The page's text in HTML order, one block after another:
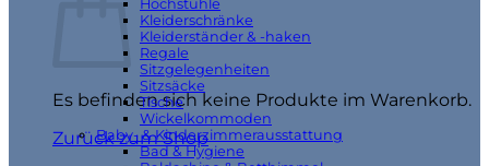
Es befinden sich keine Produkte im Warenkorb.
Zurück zum Shop
Hochstühle
Kleiderschränke
Kleiderständer & -haken
Regale
Sitzgelegenheiten
Sitzsäcke
Tische
Wickelkommoden
Baby- & Kinderzimmerausstattung
Bad & Hygiene